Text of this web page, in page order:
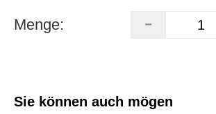
Menge:
Sie können auch mögen